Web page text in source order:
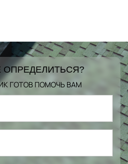
ГОТОВ ПОМОЧЬ ВАМ